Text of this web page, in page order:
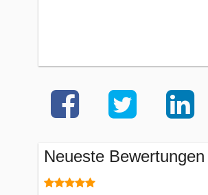
Neueste Bewertungen